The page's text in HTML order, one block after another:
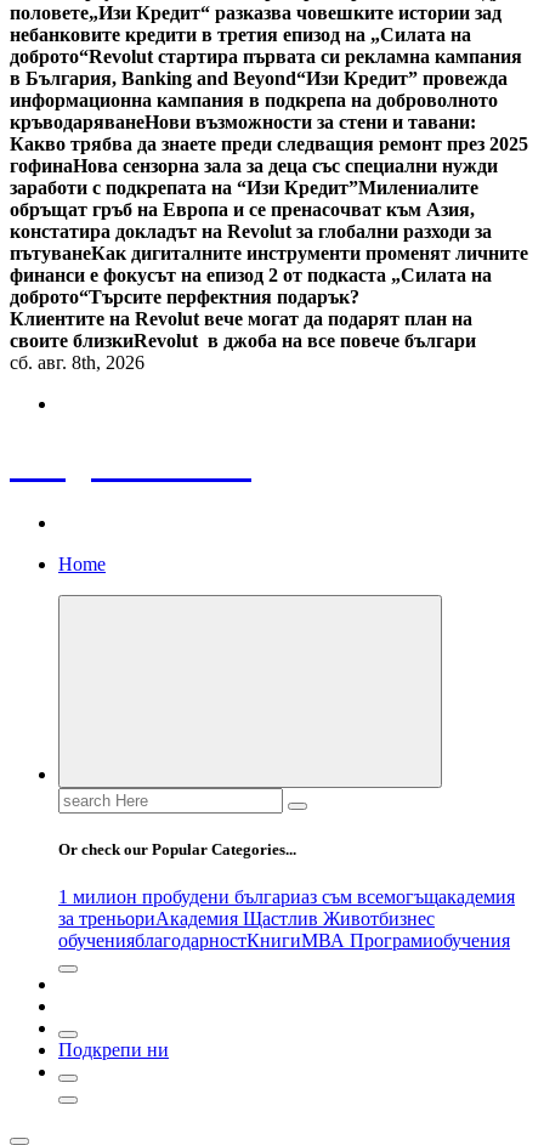
половете„Изи Кредит“ разказва човешките истории зад
небанковите кредити в третия епизод на „Силата на
доброто“Revolut стартира първата си рекламна кампания
в България, Banking and Beyond“Изи Кредит” провежда
информационна кампания в подкрепа на доброволното
кръводаряванеНови възможности за стени и тавани:
Какво трябва да знаете преди следващия ремонт през 2025
гофинаНова сензорна зала за деца със специални нужди
заработи с подкрепата на “Изи Кредит”Милениалите
обръщат гръб на Европа и се пренасочват към Азия,
констатира докладът на Revolut за глобални разходи за
пътуванеКак дигиталните инструменти променят личните
финанси е фокусът на епизод 2 от подкаста „Силата на
доброто“Търсите перфектния подарък?
Клиентите на Revolut вече могат да подарят план на
своите близкиRevolut в джоба на все повече българи
сб. авг. 8th, 2026
Home
Search
for:
Or check our Popular Categories...
1 милион пробудени българиаз съм всемогъщакадемия
за треньориАкадемия Щастлив Животбизнес
обученияблагодарностКнигиМВА Програмиобучения
Подкрепи ни